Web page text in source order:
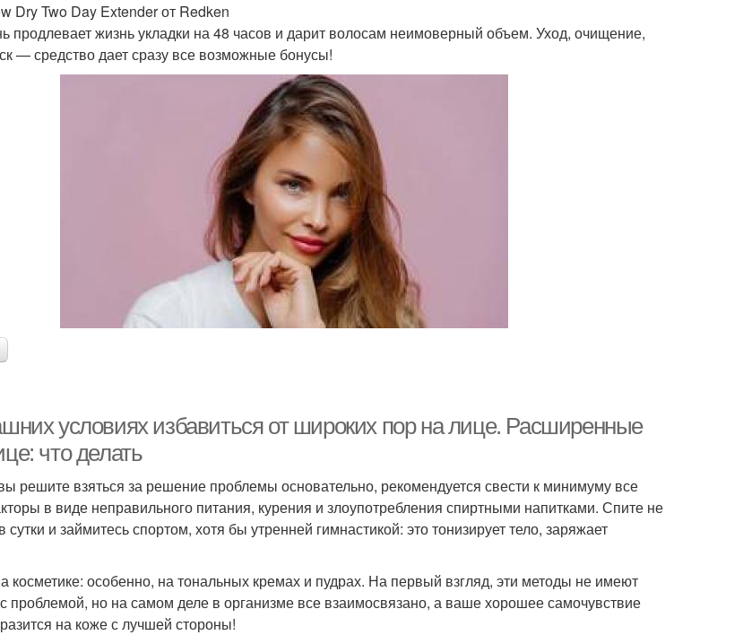
Dry Two Day Extender от Redken
жизнь укладки на 48 часов и дарит волосам неимоверный объем. Уход, очищение,
— средство дает сразу все возможные бонусы!
условиях избавиться от широких пор на лице. Расширенные
что делать
решите взяться за решение проблемы основательно, рекомендуется свести к минимуму все
в виде неправильного питания, курения и злоупотребления спиртными напитками. Спите не
сутки и займитесь спортом, хотя бы утренней гимнастикой: это тонизирует тело, заряжает
косметике: особенно, на тональных кремах и пудрах. На первый взгляд, эти методы не имеют
проблемой, но на самом деле в организме все взаимосвязано, а ваше хорошее самочувствие
на коже с лучшей стороны!